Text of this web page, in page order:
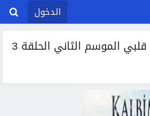
الدخول
مسلسل البحر الذي في قلبي الموسم الثاني الحلقة 3